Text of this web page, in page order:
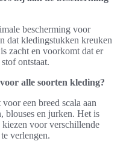
bescherming voor
dat kledingstukken kreuken
zacht en voorkomt dat er
ontstaat.
alle soorten kleding?
een breed scala aan
blouses en jurken. Het is
voor verschillende
verlengen.